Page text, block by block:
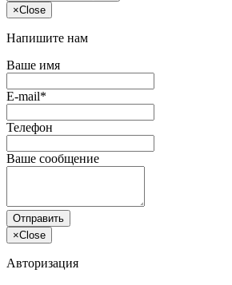
×Close
Напишите нам
Ваше имя
E-mail*
Телефон
Ваше сообщение
Отправить
×Close
Авторизация